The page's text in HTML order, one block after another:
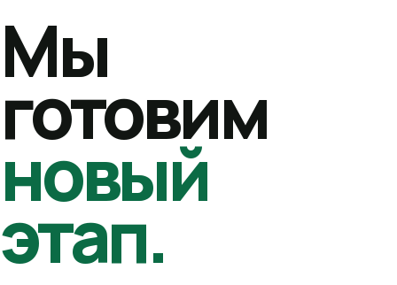
Мы
готовим
новый
этап.